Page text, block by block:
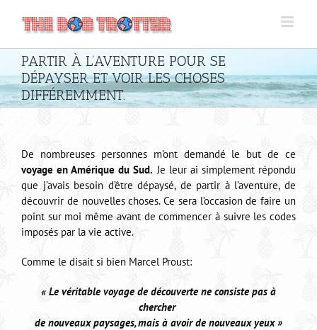
contenu
PARTIR À L’AVENTURE POUR SE
DÉPAYSER ET VOIR LES CHOSES
DIFFÉREMMENT.
De nombreuses personnes m’ont demandé le but de ce
voyage en Amérique du Sud. Je leur ai simplement répondu
que j’avais besoin d’être dépaysé, de partir à l’aventure, de
découvrir de nouvelles choses. Ce sera l’occasion de faire un
point sur moi même avant de commencer à suivre les codes
imposés par la vie active.
Comme le disait si bien Marcel Proust:
« Le véritable voyage de découverte ne consiste pas à
chercher
de nouveaux paysages,mais à avoir de nouveaux yeux »